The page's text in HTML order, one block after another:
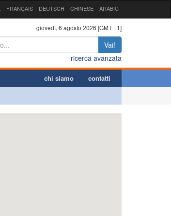
FRANÇAIS DEUTSCH CHINESE ARABIC
giovedì, 6 agosto 2026 [GMT +1]
Vai!
ricerca avanzata
chi siamo contatti